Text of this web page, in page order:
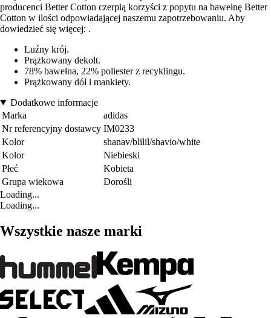
producenci Better Cotton czerpią korzyści z popytu na bawełnę Better
Cotton w ilości odpowiadającej naszemu zapotrzebowaniu. Aby
dowiedzieć się więcej: .
Luźny krój.
Prążkowany dekolt.
78% bawełna, 22% poliester z recyklingu.
Prążkowany dół i mankiety.
Dodatkowe informacje
Marka
adidas
Nr referencyjny dostawcy IM0233
Kolor
shanav/blilil/shavio/white
Kolor
Niebieski
Płeć
Kobieta
Grupa wiekowa
Dorośli
Loading...
Loading...
Wszystkie nasze marki